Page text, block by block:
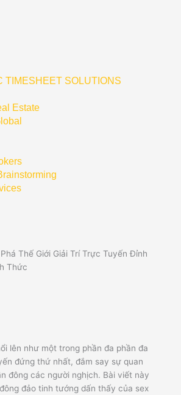
TIMESHEET SOLUTIONS
Estate
Thế Giới Giải Trí Trực Tuyến Đỉnh
Thức
lên như một trong phần đa phần đa
đứng thứ nhất, đắm say sự quan
đông các người nghịch. Bài viết này
đảo tinh tướng dấn thấy của sex